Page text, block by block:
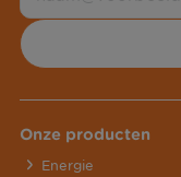
Onze producten
Energie